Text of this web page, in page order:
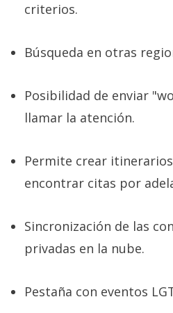
criterios.
Búsqueda en otras
Posibilidad de enviar
llamar la atención.
Permite crear
encontrar citas por
Sincronización de las
privadas en la nube.
Pestaña con eventos